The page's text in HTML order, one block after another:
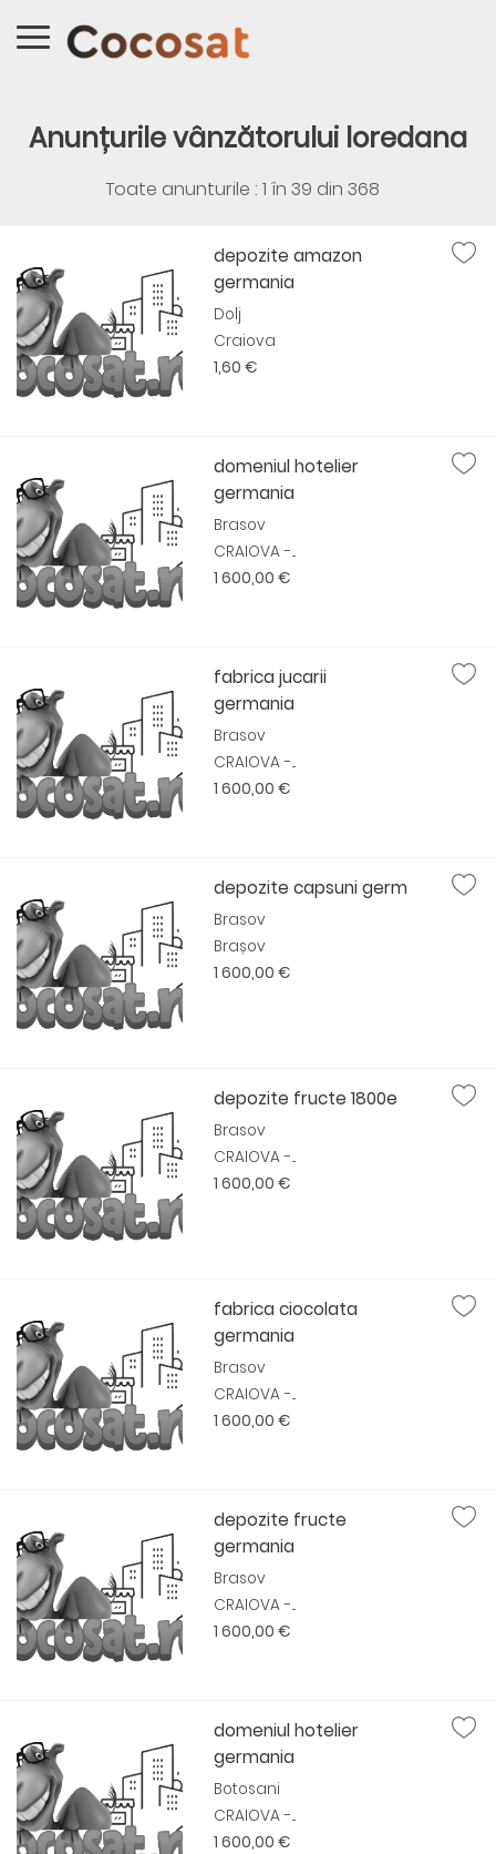
Anunțurile vânzătorului loredana
Toate anunturile : 1 în 39 din 368
depozite amazon
germania
Dolj
Craiova
1,60 €
domeniul hotelier
germania
Brasov
CRAIOVA -...
1 600,00 €
fabrica jucarii
germania
Brasov
CRAIOVA -...
1 600,00 €
depozite capsuni germ
Brasov
Brașov
1 600,00 €
depozite fructe 1800e
Brasov
CRAIOVA -...
1 600,00 €
fabrica ciocolata
germania
Brasov
CRAIOVA -...
1 600,00 €
depozite fructe
germania
Brasov
CRAIOVA -...
1 600,00 €
domeniul hotelier
germania
Botosani
CRAIOVA -...
1 600,00 €